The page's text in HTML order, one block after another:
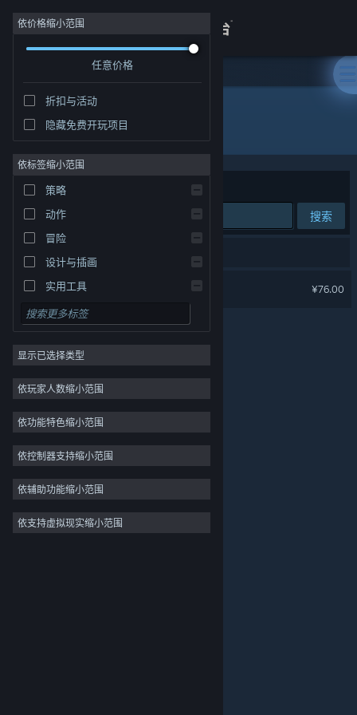
登录
关于
客服
关于蒸汽平台|退款政策|软件许可服务协议
个人信息保护政策|个人信息出境告知书|
依价格缩小范围
任意价格
折扣与活动
隐藏免费开玩项目
依标签缩小范围
策略
动作
冒险
设计与插画
实用工具
免费开玩
角色扮演
大型多人在线
独立
休闲
模拟
竞速
体育
视频制作
显示已选择类型
依玩家人数缩小范围
依功能特色缩小范围
依控制器支持缩小范围
依辅助功能缩小范围
依支持虚拟现实缩小范围
开发者: Big Cheese Studio
排序依据 相关性
搜索
1 个匹配的搜索结果。
¥76.00